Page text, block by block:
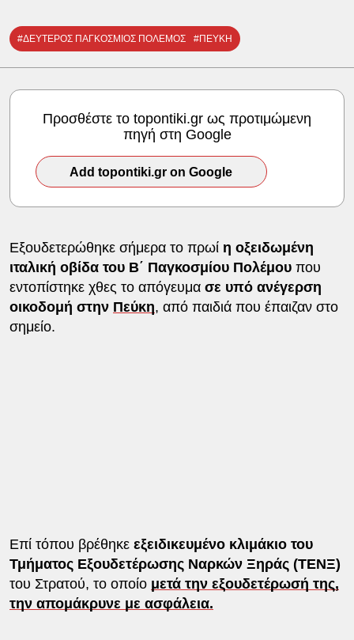
#ΔΕΥΤΕΡΟΣ ΠΑΓΚΟΣΜΙΟΣ ΠΟΛΕΜΟΣ #ΠΕΥΚΗ
Προσθέστε το topontiki.gr ως προτιμώμενη
πηγή στη Google
Add topontiki.gr on Google
Εξουδετερώθηκε σήμερα το πρωί η οξειδωμένη
ιταλική οβίδα του Β΄ Παγκοσμίου Πολέμου που
εντοπίστηκε χθες το απόγευμα σε υπό ανέγερση
οικοδομή στην Πεύκη, από παιδιά που έπαιζαν στο
σημείο.
Επί τόπου βρέθηκε εξειδικευμένο κλιμάκιο του
Τμήματος Εξουδετέρωσης Ναρκών Ξηράς (ΤΕΝΞ)
του Στρατού, το οποίο μετά την εξουδετέρωσή της,
την απομάκρυνε με ασφάλεια.